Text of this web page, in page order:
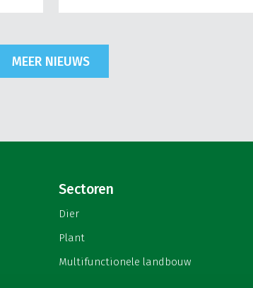
MEER NIEUWS
Sectoren
Dier
Plant
Multifunctionele landbouw